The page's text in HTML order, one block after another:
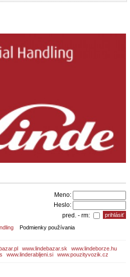
Meno:
Heslo:
pred. - rm:
Podmienky používania
www.lindebazar.sk
www.lindeborze.hu
www.linderabljeni.si www.pouzityvozik.cz